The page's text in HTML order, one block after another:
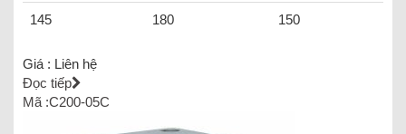
145 180 150
Giá : Liên hệ
Đọc tiếp
Mã :C200-05C